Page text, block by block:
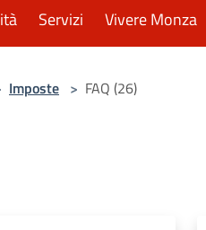
Servizi Vivere Monza
Imposte > FAQ (26)